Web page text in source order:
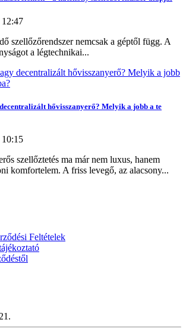
szellőzőrendszer nemcsak a géptől függ. A
a légtechnikai...
hővisszanyerő? Melyik a jobb a te
szellőztetés ma már nem luxus, hanem
komfortelem. A friss levegő, az alacsony...
Feltételek